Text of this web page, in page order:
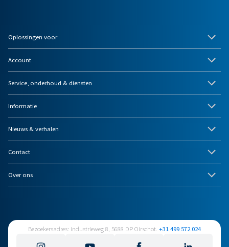
Oplossingen voor
Account
Service, onderhoud & diensten
Informatie
Nieuws & verhalen
Contact
Over ons
Bezoekersadres: industrieweg 8, 5688 DP Oirschot. +31 499 572 024